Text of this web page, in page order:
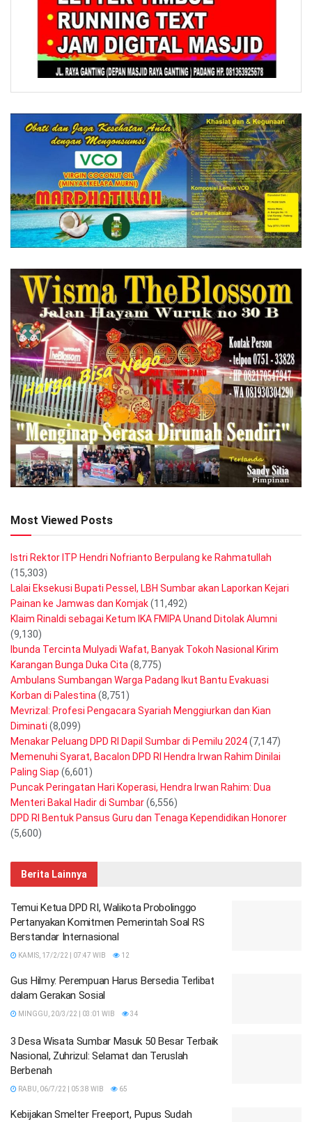
Most Viewed Posts
Istri Rektor ITP Hendri Nofrianto Berpulang ke Rahmatullah
(15,303)
Lalai Eksekusi Bupati Pessel, LBH Sumbar akan Laporkan Kejari
Painan ke Jamwas dan Komjak(11,492)
Klaim Rinaldi sebagai Ketum IKA FMIPA Unand Ditolak Alumni
(9,130)
Ibunda Tercinta Mulyadi Wafat, Banyak Tokoh Nasional Kirim
Karangan Bunga Duka Cita(8,775)
Ambulans Sumbangan Warga Padang Ikut Bantu Evakuasi
Korban di Palestina(8,751)
Mevrizal: Profesi Pengacara Syariah Menggiurkan dan Kian
Diminati (8,099)
Menakar Peluang DPD RI Dapil Sumbar di Pemilu 2024(7,147)
Memenuhi Syarat, Bacalon DPD RI Hendra Irwan Rahim Dinilai
Paling Siap (6,601)
Puncak Peringatan Hari Koperasi, Hendra Irwan Rahim: Dua
Menteri Bakal Hadir di Sumbar(6,556)
DPD RI Bentuk Pansus Guru dan Tenaga Kependidikan Honorer
(5,600)
Berita Lainnya
Temui Ketua DPD RI, Walikota Probolinggo
Pertanyakan Komitmen Pemerintah Soal RS
Berstandar Internasional
KAMIS, 17/2/22 | 07:47 WIB 12
Gus Hilmy: Perempuan Harus Bersedia Terlibat
dalam Gerakan Sosial
MINGGU, 20/3/22 | 03:01 WIB 34
3 Desa Wisata Sumbar Masuk 50 Besar Terbaik
Nasional, Zuhrizul: Selamat dan Teruslah
Berbenah
RABU, 06/7/22 | 05:38 WIB 65
Kebijakan Smelter Freeport, Pupus Sudah